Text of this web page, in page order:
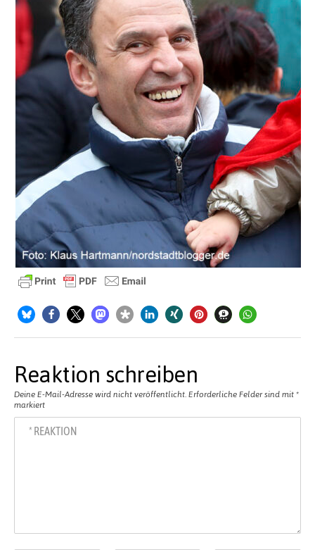
Reaktion schreiben
Deine E-Mail-Adresse wird nicht veröffentlicht. Erforderliche Felder sind mit *
markiert